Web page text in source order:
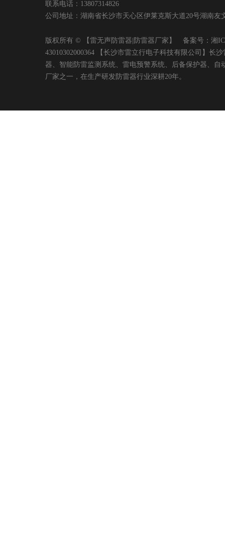
联系电话：13807314826
公司地址：湖南省长沙市天心区伊莱克斯大道20号湖南
版权所有 © 【雷无声防雷器|防雷器厂家】 备案号： 湘
43010302000364 【长沙市雷立行电子科技有限公司】长
器、智能防雷监测系统、雷电预警系统、后备保护器、
厂家之一，在生产研发防雷器行业深耕20年。